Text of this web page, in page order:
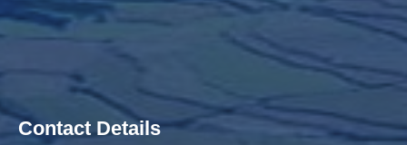
Contact Details